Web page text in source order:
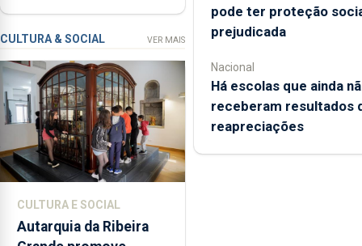
a
prevenção
primária
da
violência
doméstica,
através
da
promoção
competências
pessoais,
CULTURA & SOCIAL VER MAIS
CULTURA E SOCIAL
Autarquia da Ribeira
pode ter proteção
prejudicada
Nacional
Há escolas que ainda
receberam resultados
reapreciações